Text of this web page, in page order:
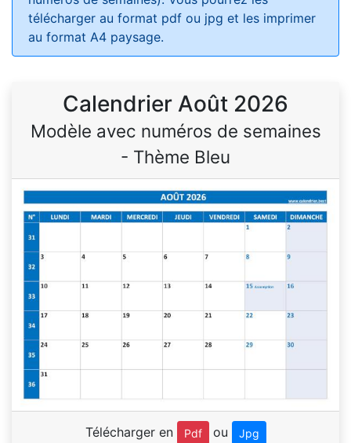
télécharger au format pdf ou jpg et les imprimer
au format A4 paysage.
Calendrier Août 2026
Modèle avec numéros de semaines
- Thème Bleu
Télécharger en Pdf ou Jpg